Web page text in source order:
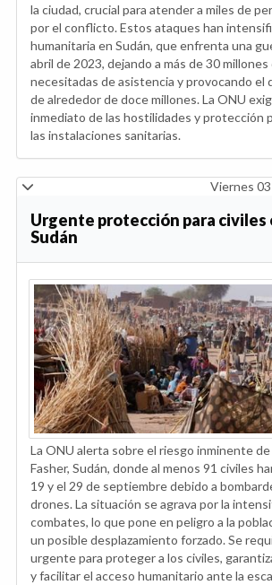
la ciudad, crucial para atender a miles de
por el conflicto. Estos ataques han
humanitaria en Sudán, que enfrenta una
abril de 2023, dejando a más de 30
necesitadas de asistencia y provocando el
de alrededor de doce millones. La ONU
inmediato de las hostilidades y protección
las instalaciones sanitarias.
Viernes
Urgente protección para civiles
Sudán
La ONU alerta sobre el riesgo inminente
Fasher, Sudán, donde al menos 91 civiles
19 y el 29 de septiembre debido a
drones. La situación se agrava por la
combates, lo que pone en peligro a la
un posible desplazamiento forzado. Se
urgente para proteger a los civiles,
y facilitar el acceso humanitario ante la